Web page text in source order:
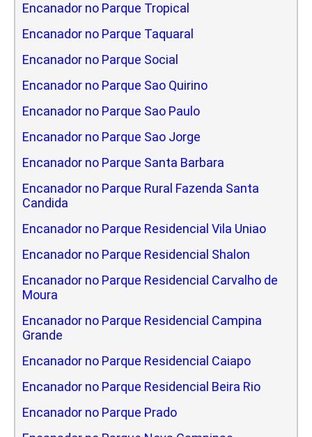
Encanador no Parque Tropical
Encanador no Parque Taquaral
Encanador no Parque Social
Encanador no Parque Sao Quirino
Encanador no Parque Sao Paulo
Encanador no Parque Sao Jorge
Encanador no Parque Santa Barbara
Encanador no Parque Rural Fazenda Santa
Candida
Encanador no Parque Residencial Vila Uniao
Encanador no Parque Residencial Shalon
Encanador no Parque Residencial Carvalho de
Moura
Encanador no Parque Residencial Campina
Grande
Encanador no Parque Residencial Caiapo
Encanador no Parque Residencial Beira Rio
Encanador no Parque Prado